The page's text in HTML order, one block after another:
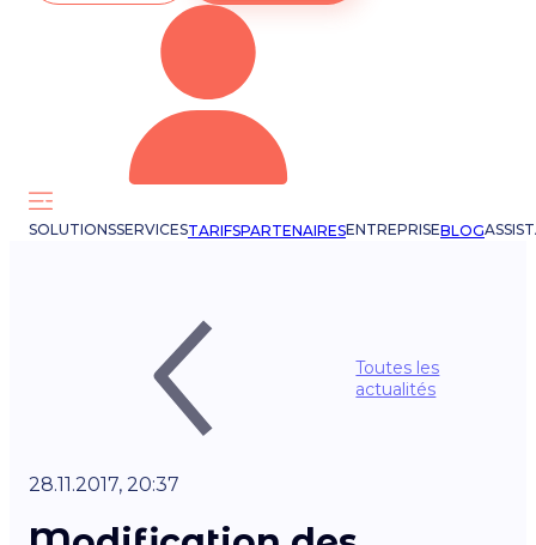
SOLUTIONSSERVICESTARIFSPARTENAIRESENTREPRISEBLOG
Toutes les
actualités
28.11.2017, 20:37